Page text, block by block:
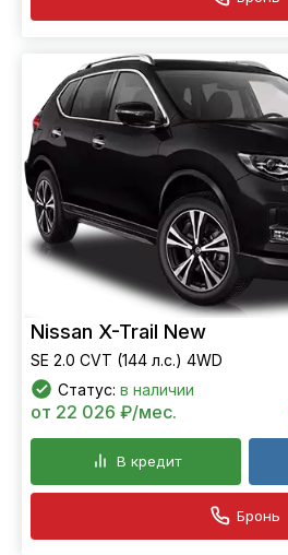
Nissan X-Trail New
SE 2.0 CVT (144 л.с.) 4WD
Статус: в наличии
от 22 026 ₽/мес.
В кредит
Бронь